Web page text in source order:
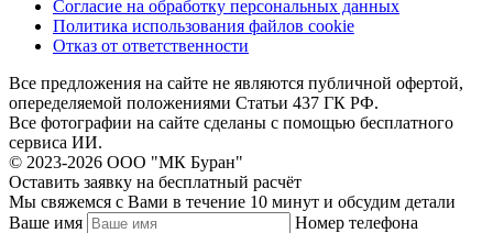
Согласие на обработку персональных данных
Политика использования файлов cookie
Отказ от ответственности
Все предложения на сайте не являются публичной офертой,
опеределяемой положениями Статьи 437 ГК РФ.
Все фотографии на сайте сделаны с помощью бесплатного
сервиса ИИ.
© 2023-2026 ООО "МК Буран"
Оставить заявку на бесплатный расчёт
Мы свяжемся с Вами в течение 10 минут и обсудим детали
Ваше имя
Номер телефона